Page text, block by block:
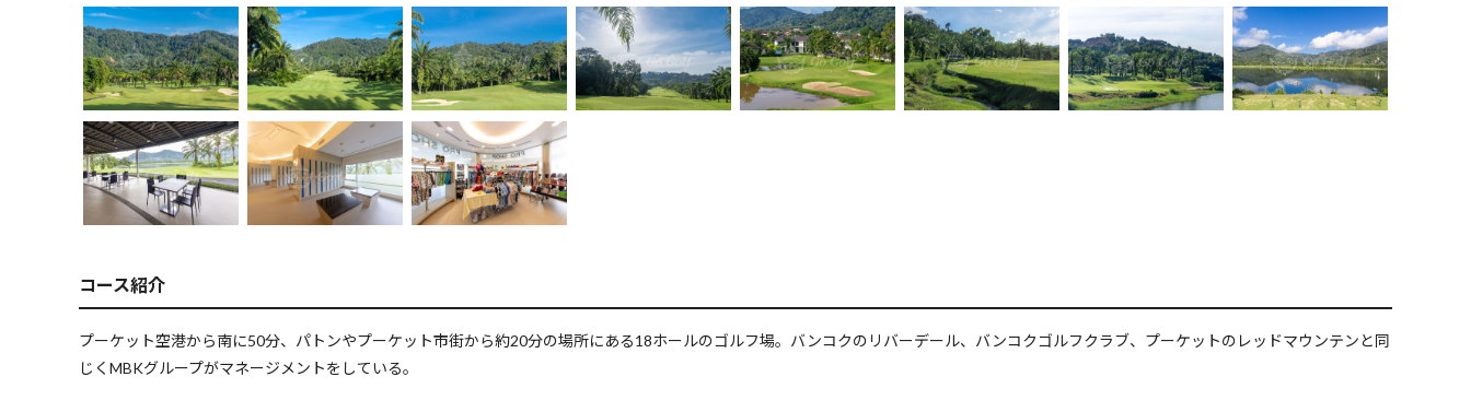
コース紹介
プーケット空港から南に50分、パトンやプーケット市街から約20分の場所にある18ホールのゴルフ場。バンコクのリバーデール、バンコクゴルフクラブ、プーケットのレッドマウンテンと同
じくMBKグループがマネージメントをしている。